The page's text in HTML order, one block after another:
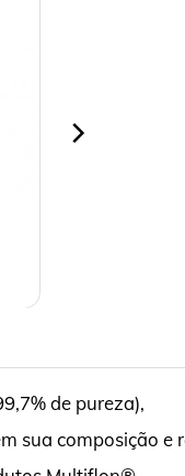
de pureza),
sua composição